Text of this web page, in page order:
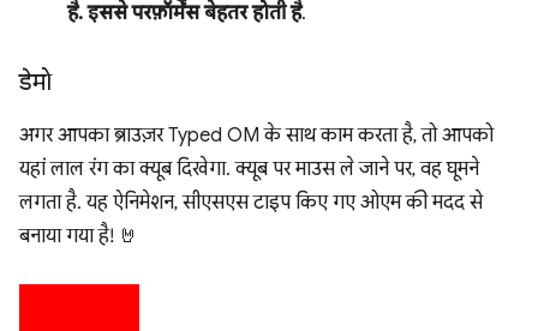
है. इससे परफ़ॉर्मेंस बेहतर होती है.
डेमो
अगर आपका ब्राउज़र Typed OM के साथ काम करता है, तो आपको
यहां लाल रंग का क्यूब दिखेगा. क्यूब पर माउस ले जाने पर, वह घूमने
लगता है. यह ऐनिमेशन, सीएसएस टाइप किए गए ओएम की मदद से
बनाया गया है! 🤘